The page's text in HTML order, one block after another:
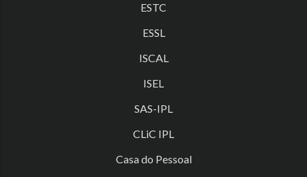
ESTC
ESSL
ISCAL
ISEL
SAS-IPL
CLiC IPL
Casa do Pessoal